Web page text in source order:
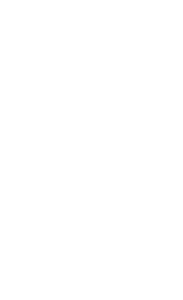
家づくり
アフタ